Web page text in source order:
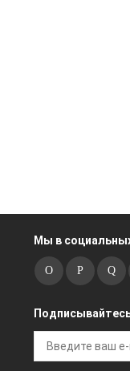
Мы в